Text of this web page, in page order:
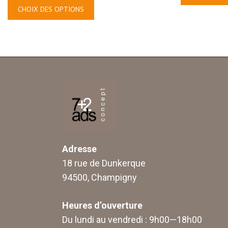
CHOIX DES OPTIONS
Adresse
18 rue de Dunkerque
94500, Champigny
Heures d’ouverture
Du lundi au vendredi : 9h00—18h00